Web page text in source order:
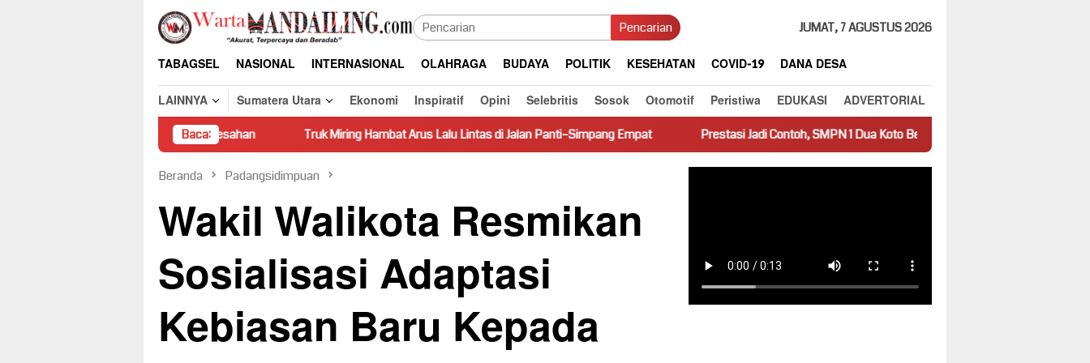
Loncat
konten
Pencarian JUMAT, 7 AGUSTUS 2026
TABAGSEL NASIONAL INTERNASIONAL OLAHRAGA BUDAYA POLITIK KESEHATAN COVID-19
DANA DESA
LAINNYA
Sumatera Utara Ekonomi Inspiratif Opini Selebritis Sosok Otomotif Peristiwa EDUKASI ADVERTORIAL
Baca:Truk Miring Hambat Arus Lalu Lintas di Jalan Panti–Simpang Empat Prestasi Jadi Contoh, SMPN 1 Dua Koto Beri Apresiasi Siswa Berprestasi
Beranda Padangsidimpuan
Wakil Walikota Resmikan
Sosialisasi Adaptasi
Kebiasan Baru Kepada